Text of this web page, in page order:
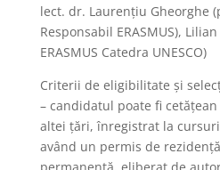
lect. dr. Laurențiu Gheorghe
Responsabil ERASMUS),
ERASMUS Catedra UNESCO)
Criterii de eligibilitate și
– candidatul poate fi
altei țări, înregistrat la
având un permis de